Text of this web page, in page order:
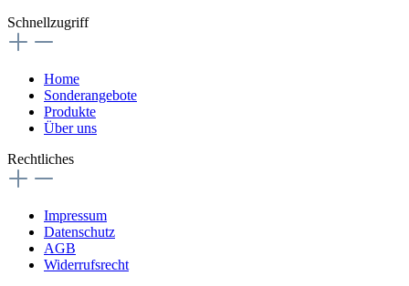
Schnellzugriff
Home
Sonderangebote
Produkte
Über uns
Rechtliches
Impressum
Datenschutz
AGB
Widerrufsrecht